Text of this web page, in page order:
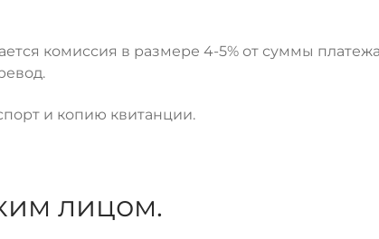
комиссия в размере 4-5% от суммы
и копию квитанции.
лицом.